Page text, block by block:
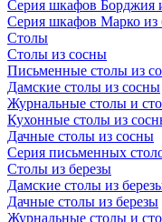
Серия шкафов Борджия
Серия шкафов Марко из
Столы
Столы из сосны
Письменные столы из
Дамские столы из сосны
Журнальные столы и
Кухонные столы из
Дачные столы из сосны
Серия письменных
Столы из березы
Дамские столы из
Дачные столы из березы
Журнальные столы и